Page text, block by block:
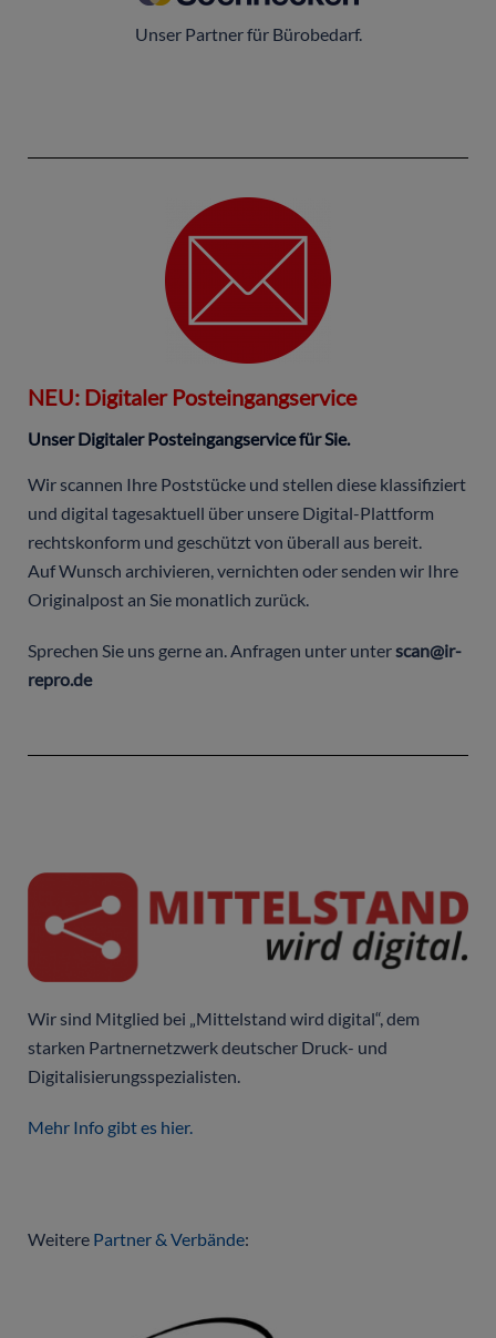
Unser Partner für Bürobedarf.
NEU: Digitaler Posteingangservice
Unser Digitaler Posteingangservice für Sie.
Wir scannen Ihre Poststücke und stellen diese klassifiziert
und digital tagesaktuell über unsere Digital-Plattform
rechtskonform und geschützt von überall aus bereit.
Auf Wunsch archivieren, vernichten oder senden wir Ihre
Originalpost an Sie monatlich zurück.
Sprechen Sie uns gerne an. Anfragen unter unterscan@ir-
repro.de
Wir sind Mitglied bei „Mittelstand wird digital“, dem
starken Partnernetzwerk deutscher Druck- und
Digitalisierungsspezialisten.
Mehr Info gibt es hier.
Weitere Partner & Verbände: